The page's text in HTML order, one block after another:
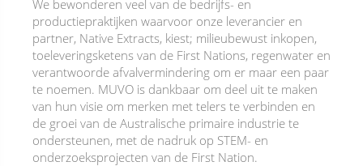
We bewonderen veel van de bedrijfs- en
productiepraktijken waarvoor onze leverancier en
partner, Native Extracts, kiest; milieubewust inkopen,
toeleveringsketens van de First Nations, regenwater en
verantwoorde afvalvermindering om er maar een paar
te noemen. MUVO is dankbaar om deel uit te maken
van hun visie om merken met telers te verbinden en
de groei van de Australische primaire industrie te
ondersteunen, met de nadruk op STEM- en
onderzoeksprojecten van de First Nation.